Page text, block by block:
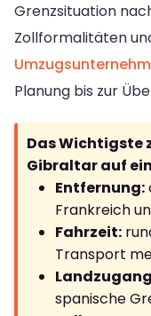
Grenzsituation
Zollformalitäten
Planung bis zur
Das Wichtigste
Gibraltar auf
Entfernung:
Frankreich
Fahrzeit:
Transport
spanische